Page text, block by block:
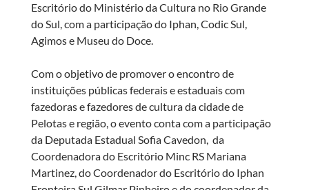
Escritório do Ministério da Cultura no Rio Grande
do Sul, com a participação do Iphan, Codic Sul,
Agimos e Museu do Doce.
Com o objetivo de promover o encontro de
instituições públicas federais e estaduais com
fazedoras e fazedores de cultura da cidade de
Pelotas e região, o evento conta com a participação
da Deputada Estadual Sofia Cavedon, da
Coordenadora do Escritório Minc RS Mariana
Martinez, do Coordenador do Escritório do Iphan